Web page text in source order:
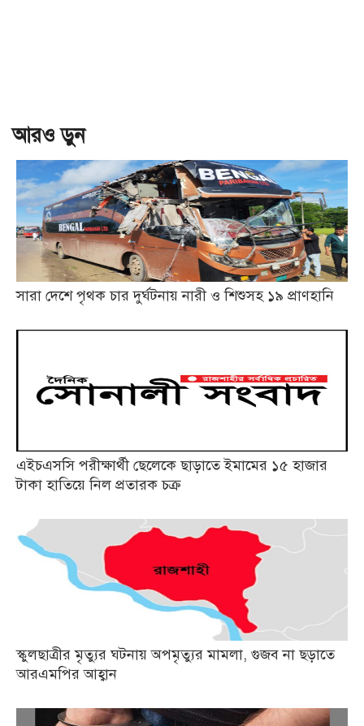
আরও ড়ুন
সারা দেশে পৃথক চার দুর্ঘটনায় নারী ও শিশুসহ ১৯ প্রাণহানি
এইচএসসি পরীক্ষার্থী ছেলেকে ছাড়াতে ইমামের ১৫ হাজার
টাকা হাতিয়ে নিল প্রতারক চক্র
স্কুলছাত্রীর মৃত্যুর ঘটনায় অপমৃত্যুর মামলা, গুজব না ছড়াতে
আরএমপির আহ্বান